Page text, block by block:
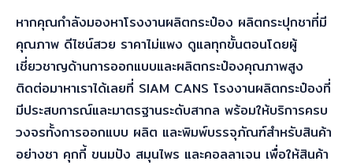
หากคุณกำลังมองหาโรงงานผลิตกระป๋อง ผลิตกระปุกชาที่มี
คุณภาพ ดีไซน์สวย ราคาไม่แพง ดูแลทุกขั้นตอนโดยผู้
เชี่ยวชาญด้านการออกแบบและผลิตกระป๋องคุณภาพสูง
ติดต่อมาหาเราได้เลยที่ SIAM CANS โรงงานผลิตกระป๋องที่
มีประสบการณ์และมาตรฐานระดับสากล พร้อมให้บริการครบ
วงจรทั้งการออกแบบ ผลิต และพิมพ์บรรจุภัณฑ์สำหรับสินค้า
อย่างชา คุกกี้ ขนมปัง สมุนไพร และคอลลาเจน เพื่อให้สินค้า